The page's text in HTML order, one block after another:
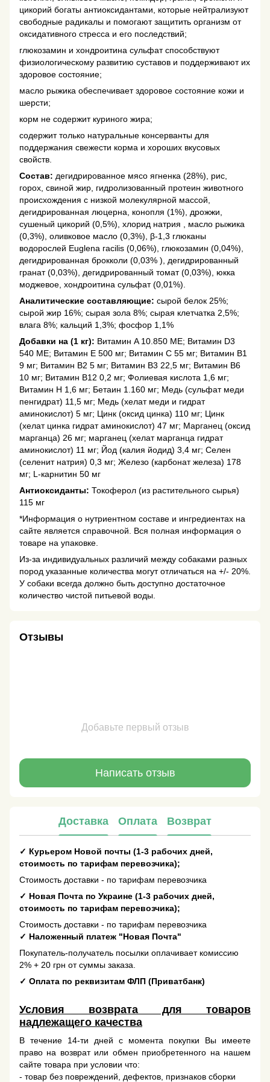
цикорий богаты антиоксидантами, которые нейтрализуют
свободные радикалы и помогают защитить организм от
оксидативного стресса и его последствий;
глюкозамин и хондроитина сульфат способствуют
физиологическому развитию суставов и поддерживают их
здоровое состояние;
масло рыжика обеспечивает здоровое состояние кожи и
шерсти;
корм не содержит куриного жира;
содержит только натуральные консерванты для
поддержания свежести корма и хороших вкусовых
свойств.
Состав: дегидрированное мясо ягненка (28%), рис,
горох, свиной жир, гидролизованный протеин животного
происхождения с низкой молекулярной массой,
дегидрированная люцерна, конопля (1%), дрожжи,
сушеный цикорий (0,5%), хлорид натрия , масло рыжика
(0,3%), оливковое масло (0,3%), β-1,3 глюканы
водорослей Euglena гacilis (0,06%), глюкозамин (0,04%),
дегидрированная брокколи (0,03% ), дегидрированный
гранат (0,03%), дегидрированный томат (0,03%), юкка
моджевое, хондроитина сульфат (0,01%).
Аналитические составляющие: сырой белок 25%;
сырой жир 16%; сырая зола 8%; сырая клетчатка 2,5%;
влага 8%; кальций 1,3%; фосфор 1,1%
Добавки на (1 кг): Витамин A 10.850 МЕ; Витамин D3
540 МЕ; Витамин E 500 мг; Витамин C 55 мг; Витамин B1
9 мг; Витамин B2 5 мг; Витамин B3 22,5 мг; Витамин B6
10 мг; Витамин B12 0,2 ​​мг; Фолиевая кислота 1,6 мг;
Витамин H 1,6 мг; Бетаин 1.160 мг; Медь (сульфат меди
пенгидрат) 11,5 мг; Медь (хелат меди и гидрат
аминокислот) 5 мг; Цинк (оксид цинка) 110 мг; Цинк
(хелат цинка гидрат аминокислот) 47 мг; Марганец (оксид
марганца) 26 мг; марганец (хелат марганца гидрат
аминокислот) 11 мг; Йод (калия йодид) 3,4 мг; Селен
(селенит натрия) 0,3 мг; Железо (карбонат железа) 178
мг; L-карнитин 50 мг
Антиоксиданты: Токоферол (из растительного сырья)
115 мг
*Информация о нутриентном составе и ингредиентах на
сайте является справочной. Вся полная информация о
товаре на упаковке.
Из-за индивидуальных различий между собаками разных
пород указанные количества могут отличаться на +/- 20%.
У собаки всегда должно быть доступно достаточное
количество чистой питьевой воды.
Отзывы
Добавьте первый отзыв
Написать отзыв
Доставка Оплата Возврат
✓ Курьером Новой почты (1-3 рабочих дней,
стоимость по тарифам перевозчика);
Стоимость доставки - по тарифам перевозчика
✓ Новая Почта по Украине (1-3 рабочих дней,
стоимость по тарифам перевозчика);
Стоимость доставки - по тарифам перевозчика
✓ Наложенный платеж "Новая Почта"
Покупатель-получатель посылки оплачивает комиссию
2% + 20 грн от суммы заказа.
✓ Оплата по реквизитам ФЛП (Приватбанк)
Условия возврата для товаров
надлежащего качества
В течение 14-ти дней с момента покупки Вы имеете
право на возврат или обмен приобретенного на нашем
сайте товара при условии что:
- товар без повреждений, дефектов, признаков сборки